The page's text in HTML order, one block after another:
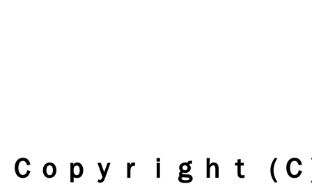
Ｃｏｐｙｒｉｇｈｔ（